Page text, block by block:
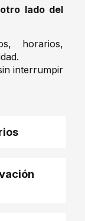
lado del
horarios,
interrumpir